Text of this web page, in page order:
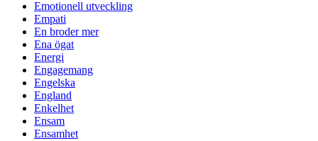
Emotionell utveckling
Empati
En broder mer
Ena ögat
Energi
Engagemang
Engelska
England
Enkelhet
Ensam
Ensamhet